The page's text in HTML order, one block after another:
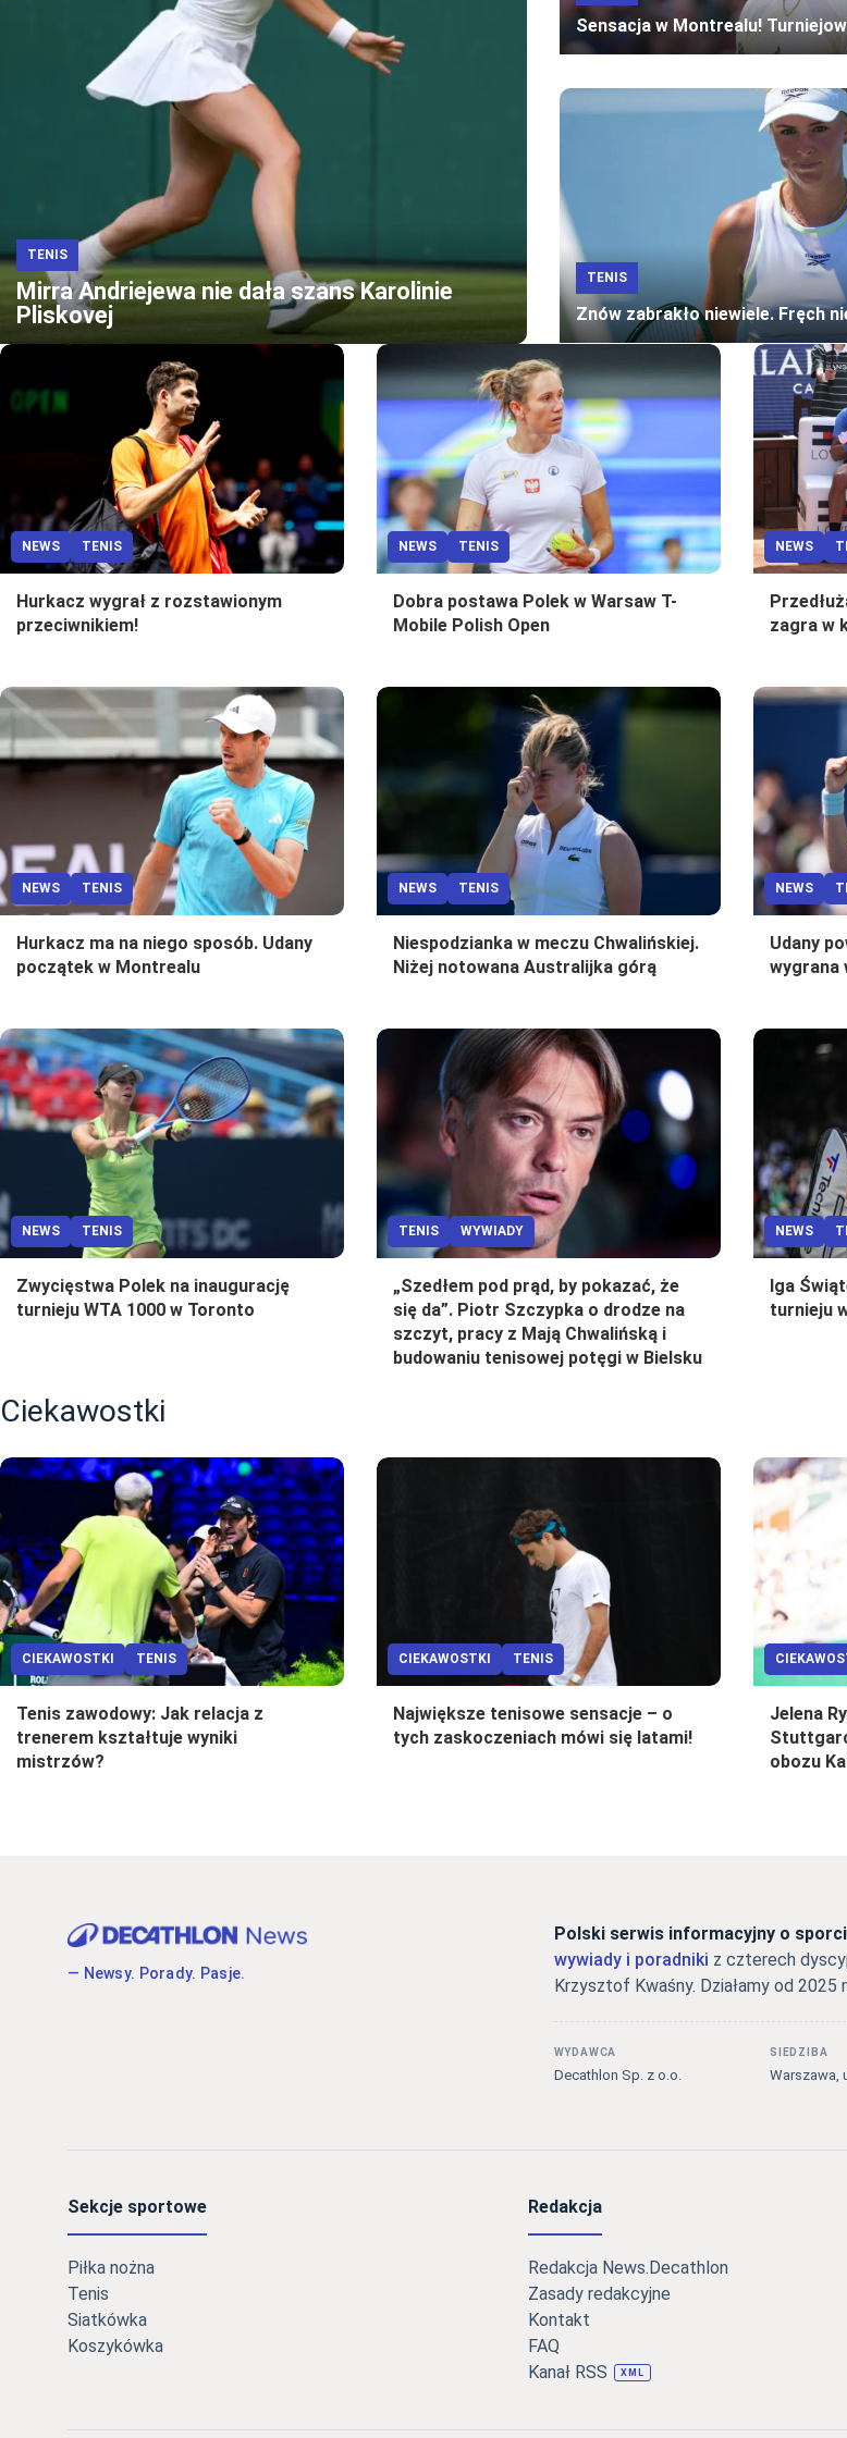
TENIS
Mirra Andriejewa nie dała szans Karolinie
Pliskovej
Sensacja w Montrealu!
TENIS
Znów zabrakło niewiele. Fręch
NEWS TENIS
Hurkacz wygrał z rozstawionym
przeciwnikiem!
NEWS TENIS
Dobra postawa Polek w Warsaw T-
Mobile Polish Open
NEWS
zagra w
NEWS TENIS
Hurkacz ma na niego sposób. Udany
początek w Montrealu
NEWS TENIS
Niespodzianka w meczu Chwalińskiej.
Niżej notowana Australijka górą
NEWS
Udany
wygrana
NEWS TENIS
Zwycięstwa Polek na inaugurację
turnieju WTA 1000 w Toronto
TENIS WYWIADY
„Szedłem pod prąd, by pokazać, że
się da”. Piotr Szczypka o drodze na
szczyt, pracy z Mają Chwalińską i
budowaniu tenisowej potęgi w Bielsku
NEWS
Iga
turnieju
Ciekawostki
CIEKAWOSTKI TENIS
Tenis zawodowy: Jak relacja z
trenerem kształtuje wyniki
mistrzów?
CIEKAWOSTKI TENIS
Największe tenisowe sensacje – o
tych zaskoczeniach mówi się latami!
Jelena
obozu
— Newsy. Porady. Pasje.
Polski serwis informacyjny o
wywiady i poradniki z czterech
Krzysztof Kwaśny. Działamy od 2025
WYDAWCA
Decathlon Sp. z o.o.
SIEDZIBA
Warszawa,
Sekcje sportowe
Piłka nożna
Tenis
Siatkówka
Koszykówka
Redakcja
Redakcja News.Decathlon
Zasady redakcyjne
Kontakt
FAQ
Kanał RSS
XML